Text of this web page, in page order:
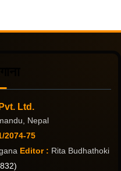
Ltd.
Nepal
2074-75
Editor : Rita Budhathoki